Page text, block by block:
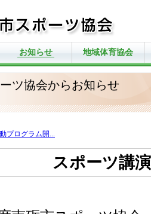
お知らせ 地域体育協会
ツ協会からお知らせ
プログラム開...
スポーツ講